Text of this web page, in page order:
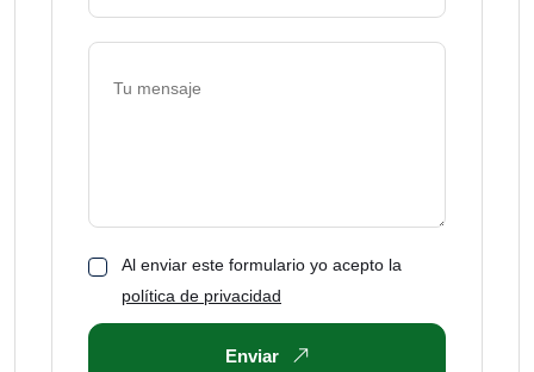
Al enviar este formulario yo acepto la
política de privacidad
Enviar